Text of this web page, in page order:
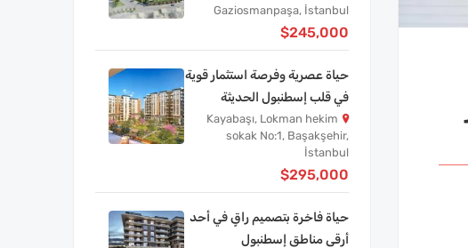
Gaziosmanpaşa, İstanbul
$245,000
حياة عصرية وفرصة استثمار قوية
في قلب إسطنبول الحديثة
Kayabaşı, Lokman hekim
sokak No:1, Başakşehir,
İstanbul
$295,000
حياة فاخرة بتصميم راقٍ في أحد
أرقى مناطق إسطنبول